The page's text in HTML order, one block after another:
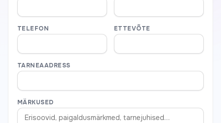
TELEFON ETTEVÕTE
TARNEAADRESS
MÄRKUSED